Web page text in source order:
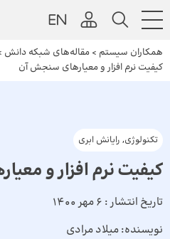
همکاران سیستم > مقاله‌های شبکه دانش
کیفیت نرم‌ افزار و معیارهای سنجش آن
تکنولوژی, رایانش ابری
کیفیت نرم‌ افزار و
تاریخ انتشار : 6 مهر 1400
نویسنده:میلاد مرادی